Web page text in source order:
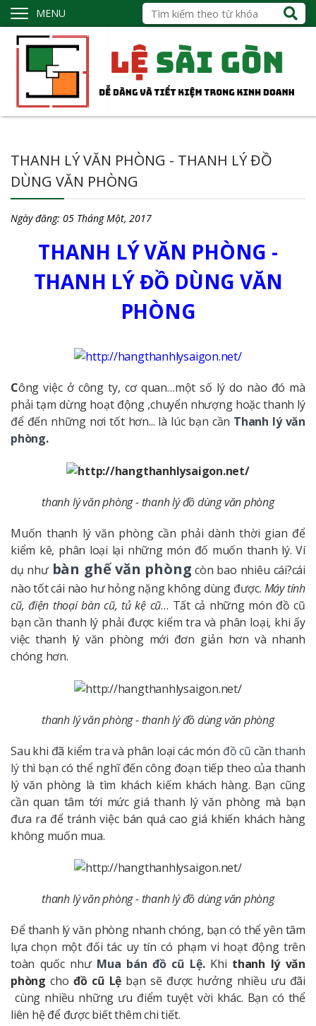
MENU
THANH LÝ VĂN PHÒNG - THANH LÝ ĐỒ
DÙNG VĂN PHÒNG
Ngày đăng: 05 Tháng Một, 2017
THANH LÝ VĂN PHÒNG -
THANH LÝ ĐỒ DÙNG VĂN
PHÒNG
Công việc ở công ty, cơ quan…một số lý do nào đó mà
phải tạm dừng hoạt động ,chuyển nhượng hoặc thanh lý
để đến những nơi tốt hơn... là lúc bạn cần Thanh lý văn
phòng.
thanh lý văn phòng - thanh lý đồ dùng văn phòng
Muốn thanh lý văn phòng cần phải dành thời gian để
kiểm kê, phân loại lại những món đố muốn thanh lý. Ví
dụ như bàn ghế văn phòng còn bao nhiêu cái?cái
nào tốt cái nào hư hỏng nặng không dùng được. Máy tính
cũ, điện thoại bàn cũ, tủ kệ cũ… Tất cả những món đồ cũ
bạn cần thanh lý phải được kiểm tra và phân loại, khi ấy
việc thanh lý văn phòng mới đơn giản hơn và nhanh
chóng hơn.
thanh lý văn phòng - thanh lý đồ dùng văn phòng
Sau khi đã kiểm tra và phân loại các món đồ cũ cầnthanh
lýthì bạn có thể nghĩ đến công đoạn tiếp theo của thanh
lý văn phòng là tìm khách kiếm khách hàng. Bạn cũng
cần quan tâm tới mức giá thanh lý văn phòng mà bạn
đưa ra để tránh việc bán quá cao giá khiến khách hàng
không muốn mua.
thanh lý văn phòng - thanh lý đồ dùng văn phòng
Để thanh lý văn phòng nhanh chóng, bạn có thể yên tâm
lựa chọn một đối tác uy tín có phạm vi hoạt động trên
toàn quốc như Mua bán đồ cũ Lệ.Khi thanh lý văn
phòng cho đồ cũ Lệ bạn sẽ được hưởng nhiều ưu đãi
cùng nhiều những ưu điểm tuyệt vời khác. Bạn có thể
liên hệ để được biết thêm chi tiết.